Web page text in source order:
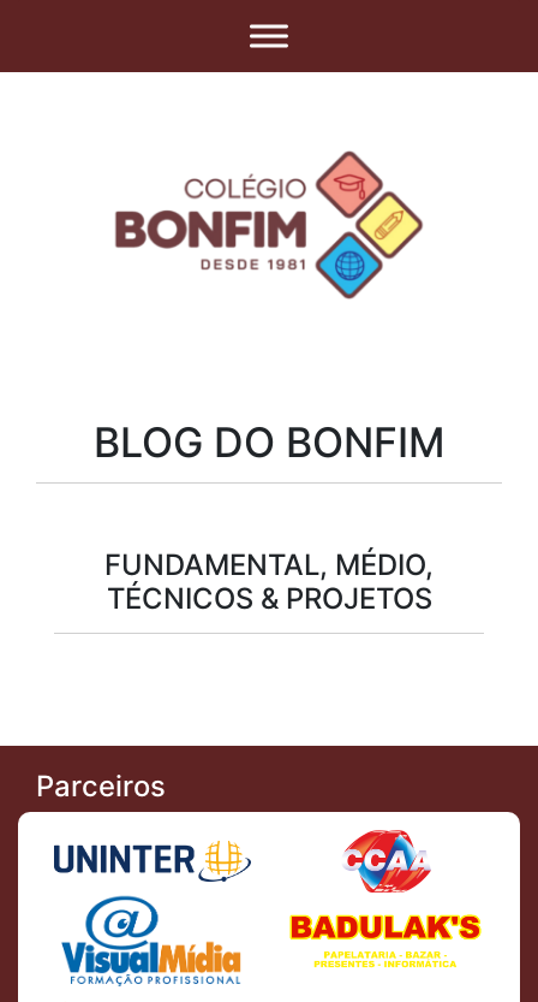
BLOG DO BONFIM
FUNDAMENTAL, MÉDIO,
TÉCNICOS & PROJETOS
Parceiros